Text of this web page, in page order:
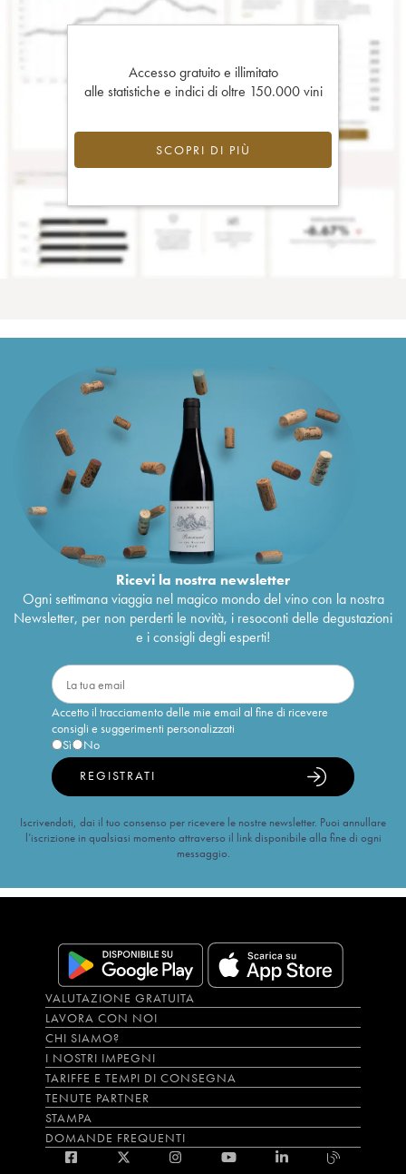
Accesso gratuito e illimitato
alle statistiche e indici di oltre 150.000 vini
SCOPRI DI PIÙ
Ricevi la nostra newsletter
Ogni settimana viaggia nel magico mondo del vino con la nostra
Newsletter, per non perderti le novità, i resoconti delle degustazioni
e i consigli degli esperti!
Accetto il tracciamento delle mie email al fine di ricevere
consigli e suggerimenti personalizzati
Sì
No
REGISTRATI
Iscrivendoti, dai il tuo consenso per ricevere le nostre newsletter. Puoi annullare
l’iscrizione in qualsiasi momento attraverso il link disponibile alla fine di ogni
messaggio.
VALUTAZIONE GRATUITA
LAVORA CON NOI
CHI SIAMO?
I NOSTRI IMPEGNI
TARIFFE E TEMPI DI CONSEGNA
TENUTE PARTNER
STAMPA
DOMANDE FREQUENTI